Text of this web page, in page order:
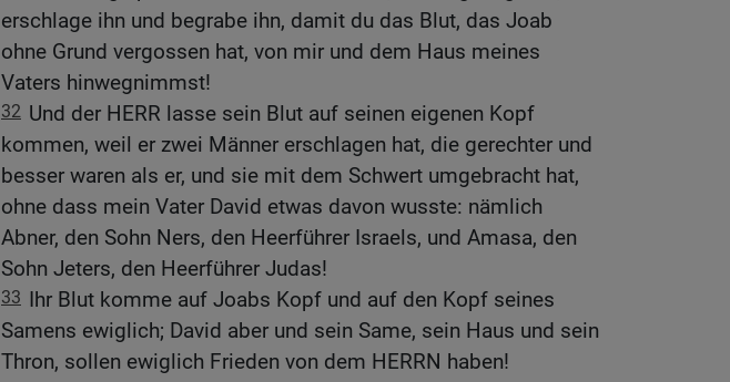
erschlage ihn und begrabe ihn, damit du das Blut, das Joab
ohne Grund vergossen hat, von mir und dem Haus meines
Vaters hinwegnimmst!
32 Und der HERR lasse sein Blut auf seinen eigenen Kopf
kommen, weil er zwei Männer erschlagen hat, die gerechter und
besser waren als er, und sie mit dem Schwert umgebracht hat,
ohne dass mein Vater David etwas davon wusste: nämlich
Abner, den Sohn Ners, den Heerführer Israels, und Amasa, den
Sohn Jeters, den Heerführer Judas!
33 Ihr Blut komme auf Joabs Kopf und auf den Kopf seines
Samens ewiglich; David aber und sein Same, sein Haus und sein
Thron, sollen ewiglich Frieden von dem HERRN haben!